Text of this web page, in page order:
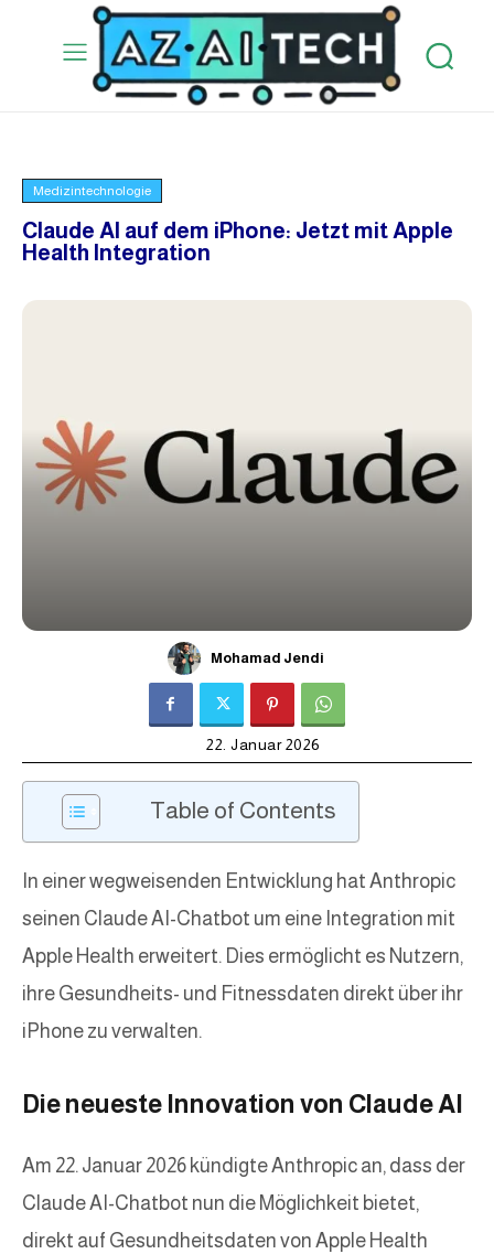
Medizintechnologie
Claude AI auf dem iPhone: Jetzt mit Apple
Health Integration
Mohamad Jendi
22. Januar 2026
Table of Contents
In einer wegweisenden Entwicklung hat Anthropic
seinen Claude AI-Chatbot um eine Integration mit
Apple Health erweitert. Dies ermöglicht es Nutzern,
ihre Gesundheits- und Fitnessdaten direkt über ihr
iPhone zu verwalten.
Die neueste Innovation von Claude AI
Am 22. Januar 2026 kündigte Anthropic an, dass der
Claude AI-Chatbot nun die Möglichkeit bietet,
direkt auf Gesundheitsdaten von Apple Health